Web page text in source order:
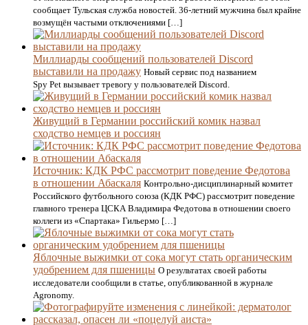
сообщает Тульская служба новостей. 36-летний мужчина был крайне
возмущён частыми отключениями […]
Миллиарды сообщений пользователей Discord
выставили на продажу Новый сервис под названием
Spy Pet вызывает тревогу у пользователей Discord.
Живущий в Германии российский комик назвал
сходство немцев и россиян
Источник: КДК РФС рассмотрит поведение Федотова
в отношении Абаскаля Контрольно-дисциплинарный комитет
Российского футбольного союза (КДК РФС) рассмотрит поведение
главного тренера ЦСКА Владимира Федотова в отношении своего
коллеги из «Спартака» Гильермо […]
Яблочные выжимки от сока могут стать органическим
удобрением для пшеницы О результатах своей работы
исследователи сообщили в статье, опубликованной в журнале
Agronomy.